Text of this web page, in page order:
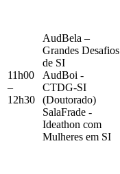
11h00
–
12h30
AudBela –
Grandes Desafios
de SI
AudBoi -
CTDG-SI
(Doutorado)
SalaFrade -
Ideathon com
Mulheres em SI